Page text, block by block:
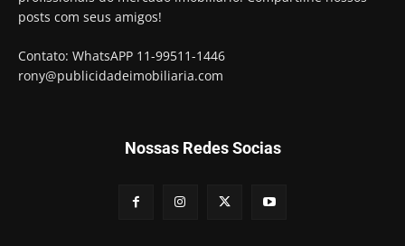
posts com seus amigos!
Contato: WhatsAPP 11-99511-1446
rony@publicidadeimobiliaria.com
Nossas Redes Socias